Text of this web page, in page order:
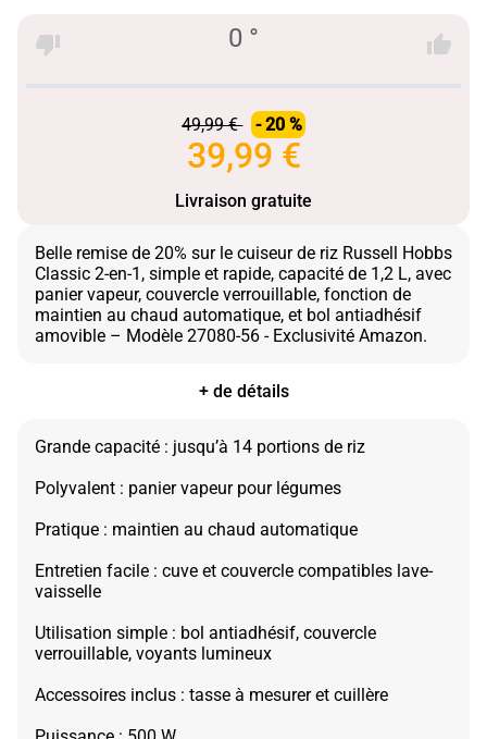
0 °
49,99 € - 20 %
39,99 €
Livraison gratuite
Belle remise de 20% sur le cuiseur de riz Russell Hobbs
Classic 2-en-1, simple et rapide, capacité de 1,2 L, avec
panier vapeur, couvercle verrouillable, fonction de
maintien au chaud automatique, et bol antiadhésif
+ de détails
Grande capacité : jusqu’à 14 portions de riz
Polyvalent : panier vapeur pour légumes
Pratique : maintien au chaud automatique
Entretien facile : cuve et couvercle compatibles lave-
vaisselle
Utilisation simple : bol antiadhésif, couvercle
verrouillable, voyants lumineux
Accessoires inclus : tasse à mesurer et cuillère